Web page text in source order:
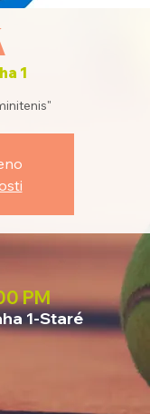
1
PM
1-Staré